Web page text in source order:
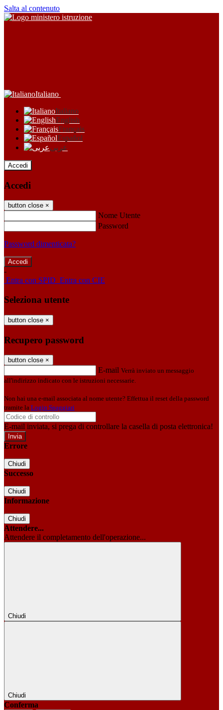
Salta al contenuto
Italiano
Italiano
English
Français
Español
عربى
Accedi
Accedi
button close ×
Nome Utente
Password
Password dimenticata?
-
Entra con SPID Entra con CIE
Seleziona utente
button close ×
Recupero password
button close ×
E-mail Verrà inviato un messaggio
all'indirizzo indicato con le istruzioni necessarie.
Non hai una e-mail associata al nome utente? Effettua il reset della password
tramite la Login Spaggiari
E-mail inviata, si prega di controllare la casella di posta elettronica!
Errore
Chiudi
Successo
Chiudi
Informazione
Chiudi
Attendere...
Attendere il completamento dell'operazione...
Chiudi
Chiudi
Conferma